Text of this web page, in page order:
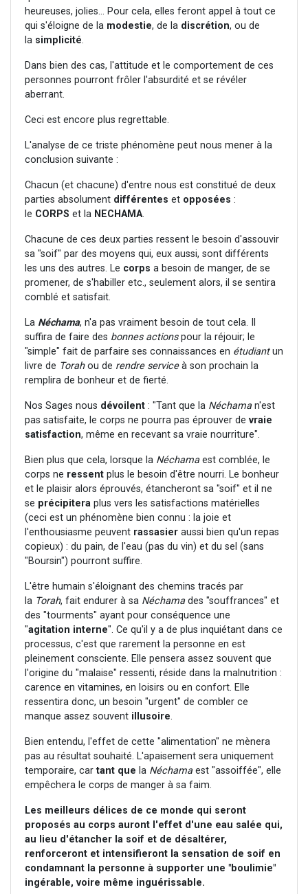
heureuses, jolies... Pour cela, elles feront appel à tout ce
qui s'éloigne de la modestie, de la discrétion, ou de
la simplicité.
Dans bien des cas, l'attitude et le comportement de ces
personnes pourront frôler l'absurdité et se révéler
aberrant.
Ceci est encore plus regrettable.
L'analyse de ce triste phénomène peut nous mener à la
conclusion suivante :
Chacun (et chacune) d'entre nous est constitué de deux
parties absolument différentes et opposées :
le CORPS et la NECHAMA.
Chacune de ces deux parties ressent le besoin d'assouvir
sa "soif" par des moyens qui, eux aussi, sont différents
les uns des autres. Le corps a besoin de manger, de se
promener, de s'habiller etc., seulement alors, il se sentira
comblé et satisfait.
La Néchama, n'a pas vraiment besoin de tout cela. Il
suffira de faire des bonnes actionspour la réjouir; le
"simple" fait de parfaire ses connaissances en étudiantun
livre de Torahou de rendre serviceà son prochain la
remplira de bonheur et de fierté.
Nos Sages nous dévoilent : "Tant que la Néchaman'est
pas satisfaite, le corps ne pourra pas éprouver de vraie
satisfaction, même en recevant sa vraie nourriture".
Bien plus que cela, lorsque la Néchamaest comblée, le
corps ne ressent plus le besoin d'être nourri. Le bonheur
et le plaisir alors éprouvés, étancheront sa "soif" et il ne
se précipitera plus vers les satisfactions matérielles
(ceci est un phénomène bien connu : la joie et
l'enthousiasme peuvent rassasier aussi bien qu'un repas
copieux) : du pain, de l'eau (pas du vin) et du sel (sans
"Boursin") pourront suffire.
L'être humain s'éloignant des chemins tracés par
la Torah, fait endurer à sa Néchamades "souffrances" et
des "tourments" ayant pour conséquence une
"agitation interne". Ce qu'il y a de plus inquiétant dans ce
processus, c'est que rarement la personne en est
pleinement consciente. Elle pensera assez souvent que
l'origine du "malaise" ressenti, réside dans la malnutrition :
carence en vitamines, en loisirs ou en confort. Elle
ressentira donc, un besoin "urgent" de combler ce
manque assez souvent illusoire.
Bien entendu, l'effet de cette "alimentation" ne mènera
pas au résultat souhaité. L'apaisement sera uniquement
temporaire, cartant que la Néchamaest "assoiffée", elle
empêchera le corps de manger à sa faim.
Les meilleurs délices de ce monde qui seront
proposés au corps auront l'effet d'une eau salée qui,
au lieu d'étancher la soif et de désaltérer,
renforceront et intensifieront la sensation de soif en
condamnant la personne à supporter une "boulimie"
ingérable, voire même inguérissable.